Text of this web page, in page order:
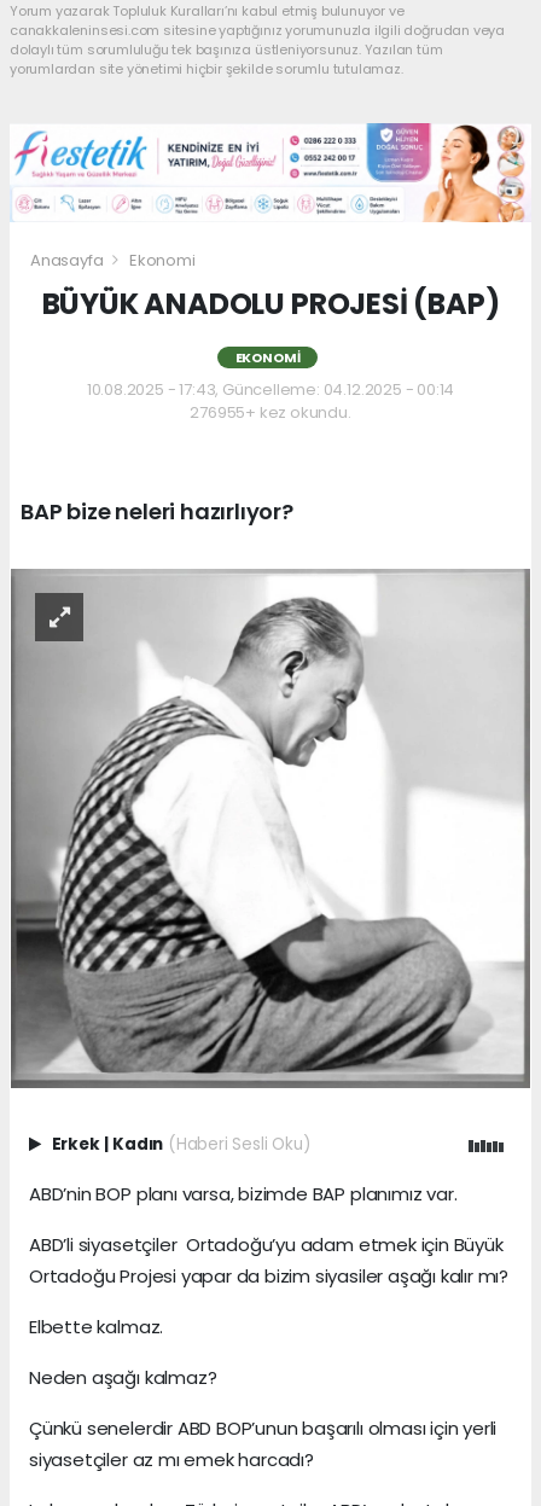
Yorum yazarak Topluluk Kuralları’nı kabul etmiş bulunuyor ve
canakkaleninsesi.com sitesine yaptığınız yorumunuzla ilgili doğrudan veya
dolaylı tüm sorumluluğu tek başınıza üstleniyorsunuz. Yazılan tüm
yorumlardan site yönetimi hiçbir şekilde sorumlu tutulamaz.
Anasayfa Ekonomi
BÜYÜK ANADOLU PROJESİ (BAP)
EKONOMI
10.08.2025 - 17:43, Güncelleme: 04.12.2025 - 00:14
276955+ kez okundu.
BAP bize neleri hazırlıyor?
Erkek | Kadın (Haberi Sesli Oku)
ABD’nin BOP planı varsa, bizimde BAP planımız var.
ABD’li siyasetçiler Ortadoğu’yu adam etmek için Büyük
Ortadoğu Projesi yapar da bizim siyasiler aşağı kalır mı?
Elbette kalmaz.
Neden aşağı kalmaz?
Çünkü senelerdir ABD BOP’unun başarılı olması için yerli
siyasetçiler az mı emek harcadı?